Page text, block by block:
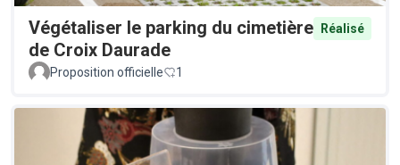
Végétaliser le parking du cimetière
de Croix Daurade
Réalisé
Proposition officielle 1